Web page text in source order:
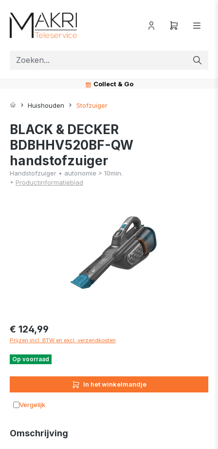
Collect & Go
Huishouden Stofzuiger
BLACK & DECKER
BDBHHV520BF-QW
handstofzuiger
Handstofzuiger • autonomie > 10min.
• Productinformatieblad
€ 124,99
Prijzen incl. BTW en excl. verzendkosten
Op voorraad
In het winkelmandje
Vergelijk
Toevoegen aan vergelijking
Omschrijving